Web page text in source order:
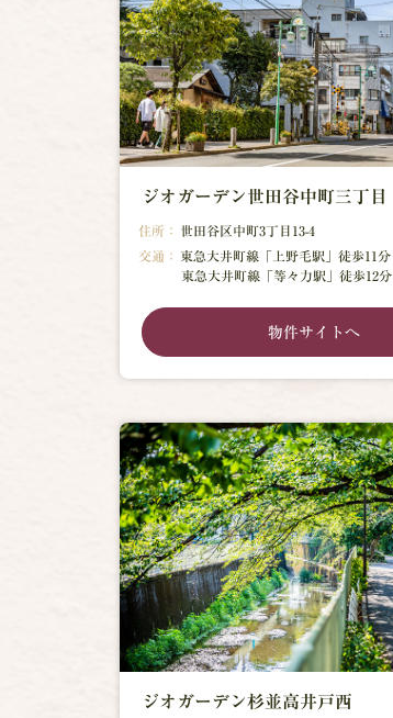
ジオガーデン世田谷中町三丁目
住所：
世田谷区中町3丁目13-4
交通：
東急大井町線「上野毛駅」徒歩11分
東急大井町線「等々力駅」徒歩12分
物件サイトへ
ジオガーデン杉並高井戸西